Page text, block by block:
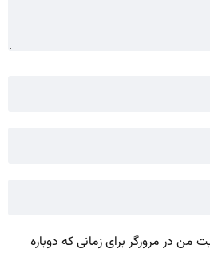
من در مرورگر برای زمانی که دوباره